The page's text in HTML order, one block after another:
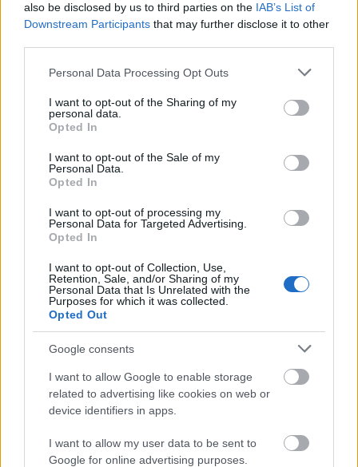
also be disclosed by us to third parties on the IAB’s List of
Downstream Participants that may further disclose it to other
Please note that this website/app uses one or more Google
not limited to your visit or usage behaviour. You may click to
grant or deny consent to Google and its third-party tags to
use your data for below specified purposes in below Google
consent section.
Personal Data Processing Opt Outs
I want to opt-out of the Sharing of my
personal data.
Opted In
I want to opt-out of the Sale of my
Personal Data.
Opted In
I want to opt-out of processing my
Personal Data for Targeted Advertising.
Opted In
I want to opt-out of Collection, Use,
Retention, Sale, and/or Sharing of my
Personal Data that Is Unrelated with the
Purposes for which it was collected.
Opted Out
Google consents
I want to allow Google to enable storage
related to advertising like cookies on web or
device identifiers in apps.
I want to allow my user data to be sent to
Google for online advertising purposes.
LEGFRISSEBB
Megérkezett az eső a Duna vízgyűjtőjére
Aktuális
Paks II.: Mit jelent az 5. blokk új
Helyi hírek
Amire többmillióan vártunk: szombattól
másodfokúra csökken a riasztás